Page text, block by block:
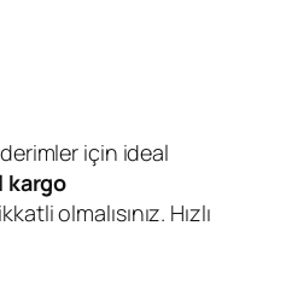
için ideal
kargo
olmalısınız. Hızlı